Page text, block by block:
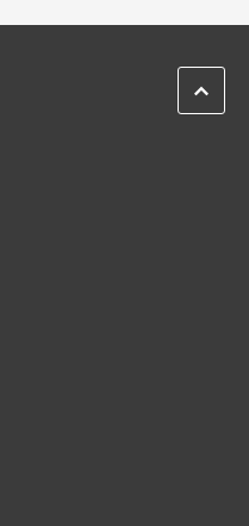
ZPĚT